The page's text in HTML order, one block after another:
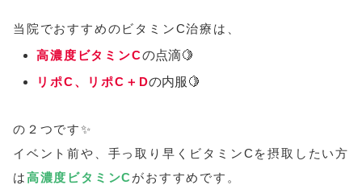
当院でおすすめのビタミンC治療は、
高濃度ビタミンCの点滴🍋
リポC、リポC＋Dの内服🍋
の２つです✨
イベント前や、手っ取り早くビタミンCを摂取したい方
は高濃度ビタミンCがおすすめです。